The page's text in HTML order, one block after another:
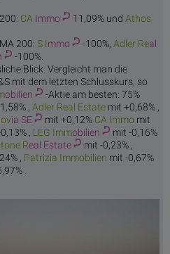
CA Immo 11,09% und Athos
200: S Immo -100%, Adler Real
-100%.
Blick. Vergleicht man die
mit dem letzten Schlusskurs, so
obilien
-Aktie am besten: 75%
, Adler Real Estate mit +0,68% ,
ia SE mit +0,12% CA Immo mit
, LEG Immobilien
mit -0,16%
Real Estate
mit -0,23% ,
, Patrizia Immobilien mit -0,67%
.